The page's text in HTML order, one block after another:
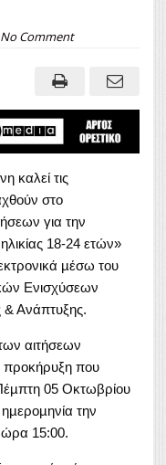
No Comment
καλεί τις
στο
για την
18-24 ετών»
µέσω του
Ενισχύσεων
& Ανάπτυξης.
αιτήσεων
προκήρυξη που
05 Οκτωβρίου
την
ώρα 15:00.